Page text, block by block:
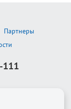
Партнеры
111